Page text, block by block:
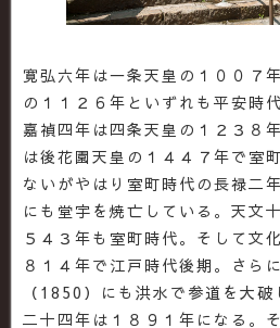
寛弘六年は一条天皇の１００７
の１１２６年といずれも平安時
嘉禎四年は四条天皇の１２３８
は後花園天皇の１４４７年で室
ないがやはり室町時代の長禄二
にも堂宇を焼亡している。天文
５４３年も室町時代。そして文
８１４年で江戸時代後期。さら
（1850）にも洪水で参道を大
二十四年は１８９１年になる。